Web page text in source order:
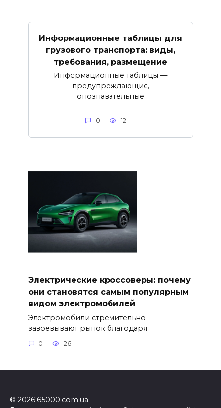
Информационные таблицы для
грузового транспорта: виды,
требования, размещение
Информационные таблицы —
предупреждающие,
опознавательные
0 12
Электрические кроссоверы: почему
они становятся самым популярным
видом электромобилей
Электромобили стремительно
завоевывают рынок благодаря
0 26
© 2026 65000.com.ua